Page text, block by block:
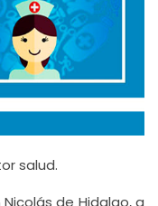
salud.
de Hidalgo, a